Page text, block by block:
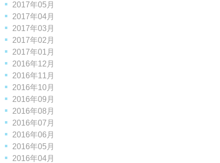
2017年05月
2017年04月
2017年03月
2017年02月
2017年01月
2016年12月
2016年11月
2016年10月
2016年09月
2016年08月
2016年07月
2016年06月
2016年05月
2016年04月